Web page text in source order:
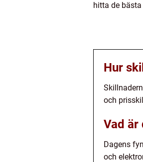
hitta de
Hur
och
Vad är
Dagens
och